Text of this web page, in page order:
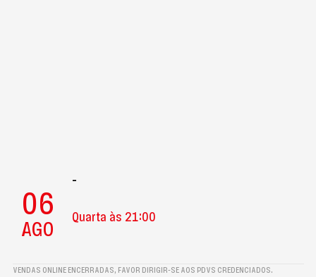
06
AGO
-
Quarta às 21:00
VENDAS ONLINE ENCERRADAS, FAVOR DIRIGIR-SE AOS PDVS CREDENCIADOS.